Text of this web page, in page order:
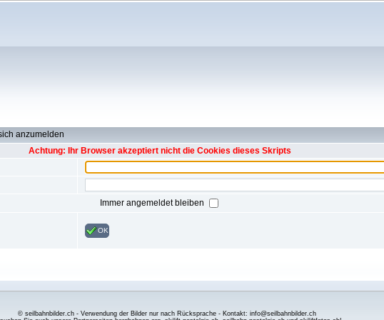
anzumelden
Achtung: Ihr Browser akzeptiert nicht die Cookies dieses Skripts
Immer angemeldet bleiben
OK
© seilbahnbilder.ch - Verwendung der Bilder nur nach Rücksprache - Kontakt: info@seilbahnbilder.ch